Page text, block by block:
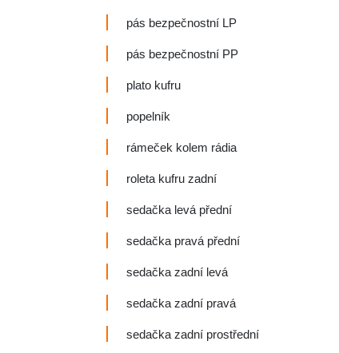
pás bezpečnostní LP
pás bezpečnostní PP
plato kufru
popelník
rámeček kolem rádia
roleta kufru zadní
sedačka levá přední
sedačka pravá přední
sedačka zadní levá
sedačka zadní pravá
sedačka zadní prostřední